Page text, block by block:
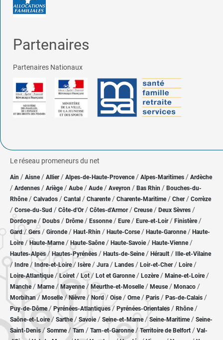
Partenaires
Partenaires Nationaux
Le réseau promeneurs du net
Ain / Aisne/ Allier/ Alpes-de-Haute-Provence / Alpes-Maritimes / Ardèche
/ Ardennes / Ariège/ Aube/ Aude / Aveyron / Bas Rhin / Bouches-du-
Rhône/ Calvados / Cantal / Charente / Charente-Maritime/ Cher / Corrèze
/ Corse-du-Sud / Côte-d'Or / Côtes-d'Armor/ Creuse/ Deux Sèvres /
Dordogne/ Doubs / Drôme/ Essonne / Eure/ Eure-et-Loir / Finistère/
Gard/Gers / Gironde/ Haut-Rhin / Haute-Corse/ Haute-Garonne/ Haute-
Loire/Haute-Marne/ Haute-Saône/ Haute-Savoie/ Haute-Vienne/
Hautes-Alpes/ Hautes-Pyrénées / Hauts-de-Seine/ Hérault / Ille-et-Vilaine
/ Indre/ Indre-et-Loire/ Isère/ Jura / Landes / Loir-et-Cher/ Loire/
Loire-Atlantique/ Loiret / Lot/ Lot et Garonne/ Lozère / Maine-et-Loire/
Manche/ Marne/ Mayenne/ Meurthe-et-Moselle/ Meuse/ Monaco /
Morbihan/ Moselle/ Nièvre / Nord/ Oise / Orne/Paris / Pas-de-Calais /
Puy-de-Dôme/ Pyrénées-Atlantiques / Pyrénées-Orientales / Rhône/
Saône-et-Loire/ Sarthe/ Savoie/ Seine-et-Marne/ Seine-Maritime/ Seine-
Saint-Denis /Somme/ Tarn / Tarn-et-Garonne/Territoire de Belfort / Val-